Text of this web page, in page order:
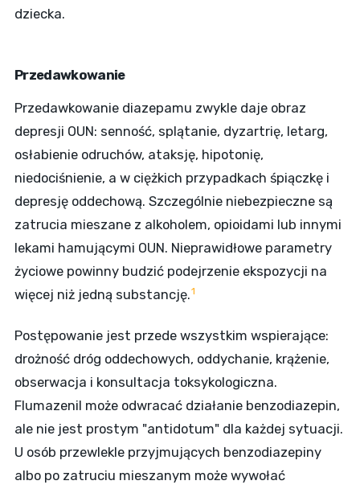
dziecka.
Przedawkowanie
Przedawkowanie diazepamu zwykle daje obraz
depresji OUN: senność, splątanie, dyzartrię, letarg,
osłabienie odruchów, ataksję, hipotonię,
niedociśnienie, a w ciężkich przypadkach śpiączkę i
depresję oddechową. Szczególnie niebezpieczne są
zatrucia mieszane z alkoholem, opioidami lub innymi
lekami hamującymi OUN. Nieprawidłowe parametry
życiowe powinny budzić podejrzenie ekspozycji na
więcej niż jedną substancję.1
Postępowanie jest przede wszystkim wspierające:
drożność dróg oddechowych, oddychanie, krążenie,
obserwacja i konsultacja toksykologiczna.
Flumazenil może odwracać działanie benzodiazepin,
ale nie jest prostym "antidotum" dla każdej sytuacji.
U osób przewlekle przyjmujących benzodiazepiny
albo po zatruciu mieszanym może wywołać